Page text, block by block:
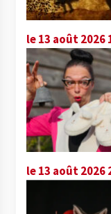
le 13 août 2026
le 13 août 2026